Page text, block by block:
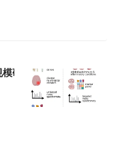
研究为多发性硬化症找